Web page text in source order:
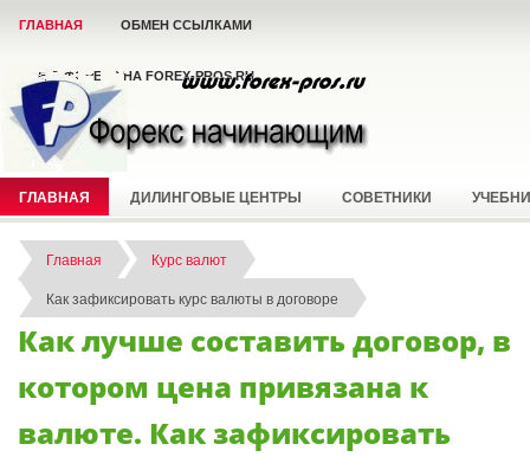
ГЛАВНАЯ ОБМЕН ССЫЛКАМИ
ВСЁ О ФОРЕКС НА FOREX-PROS.RU
ГЛАВНАЯ ДИЛИНГОВЫЕ ЦЕНТРЫ СОВЕТНИКИ
Главная
Курс валют
Как зафиксировать курс валюты в договоре
Как лучше составить договор, в
котором цена привязана к
валюте. Как зафиксировать